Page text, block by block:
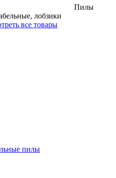
Пилы
лобзики
все товары
пилы